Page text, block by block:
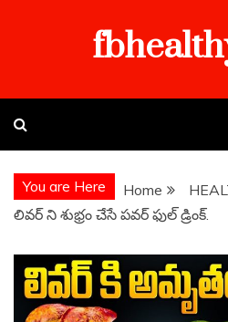
You are Here Home
లివర్ ని శుభ్రం చేసే పవర్ ఫుల్ డ్రింక్.